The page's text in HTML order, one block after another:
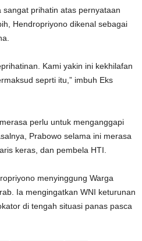
prihatin atas pernyataan
Hendropriyono dikenal sebagai
Kami yakin ini kekhilafan
seprti itu,” imbuh Eks
perlu untuk menganggapi
Prabowo selama ini merasa
keras, dan pembela HTI.
menyinggung Warga
Ia mengingatkan WNI keturunan
di tengah situasi panas pasca